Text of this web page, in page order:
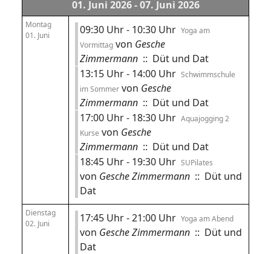
01. Juni 2026 - 07. Juni 2026
Montag
01. Juni
09:30 Uhr - 10:30 Uhr Yoga am
Vormittag von Gesche
Zimmermann :: Düt und Dat
13:15 Uhr - 14:00 Uhr Schwimmschule
im Sommer von Gesche
Zimmermann :: Düt und Dat
17:00 Uhr - 18:30 Uhr Aquajogging 2
Kurse von Gesche
Zimmermann :: Düt und Dat
18:45 Uhr - 19:30 Uhr SUPilates
von Gesche Zimmermann :: Düt und
Dat
Dienstag
02. Juni
17:45 Uhr - 21:00 Uhr Yoga am Abend
von Gesche Zimmermann :: Düt und
Dat